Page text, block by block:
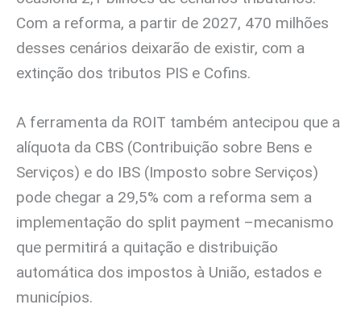
Com a reforma, a partir de 2027, 470 milhões
desses cenários deixarão de existir, com a
extinção dos tributos PIS e Cofins.
A ferramenta da ROIT também antecipou que a
alíquota da CBS (Contribuição sobre Bens e
Serviços) e do IBS (Imposto sobre Serviços)
pode chegar a 29,5% com a reforma sem a
implementação do split payment –mecanismo
que permitirá a quitação e distribuição
automática dos impostos à União, estados e
municípios.